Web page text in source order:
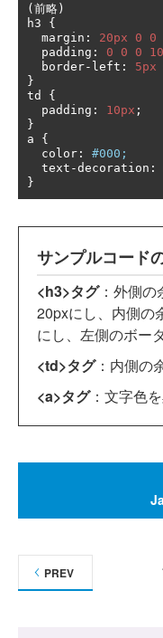
(前略)
h3 {
  margin
: 20px 0 0
  padding
: 0 0 0
  border
- left : 5px
}
td {
  padding
: 10px ;
}
a {
  color
:
#000;
  text
-decoration :
}
サンプルコード
<h3>タグ：外側の
20pxにし、内側の
にし、左側のボー
<td>タグ：内側の
<a>タグ：文字色
PREV